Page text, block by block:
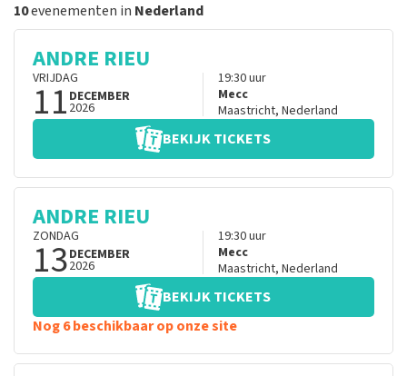
10evenementen in Nederland
ANDRE RIEU
VRIJDAG
11 DECEMBER
2026
19:30uur
Mecc
Maastricht, Nederland
BEKIJK TICKETS
ANDRE RIEU
ZONDAG
13DECEMBER
2026
19:30uur
Mecc
Maastricht, Nederland
BEKIJK TICKETS
Nog 6 beschikbaar op onze site